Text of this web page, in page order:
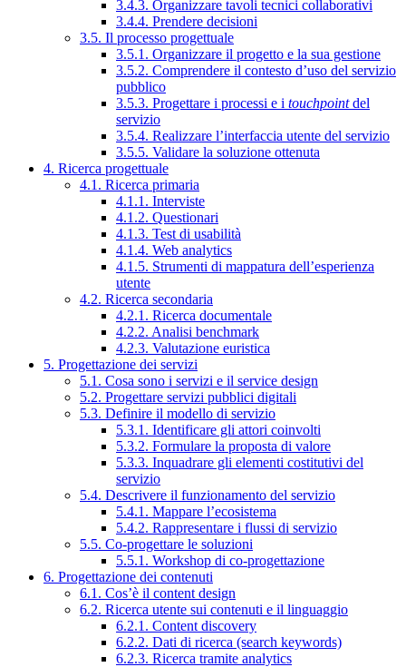
3.4.3. Organizzare tavoli tecnici collaborativi
3.4.4. Prendere decisioni
3.5. Il processo progettuale
3.5.1. Organizzare il progetto e la sua gestione
3.5.2. Comprendere il contesto d’uso del servizio
pubblico
3.5.3. Progettare i processi e i touchpointdel
servizio
3.5.4. Realizzare l’interfaccia utente del servizio
3.5.5. Validare la soluzione ottenuta
4. Ricerca progettuale
4.1. Ricerca primaria
4.1.1. Interviste
4.1.2. Questionari
4.1.3. Test di usabilità
4.1.4. Web analytics
4.1.5. Strumenti di mappatura dell’esperienza
utente
4.2. Ricerca secondaria
4.2.1. Ricerca documentale
4.2.2. Analisi benchmark
4.2.3. Valutazione euristica
5. Progettazione dei servizi
5.1. Cosa sono i servizi e il service design
5.2. Progettare servizi pubblici digitali
5.3. Definire il modello di servizio
5.3.1. Identificare gli attori coinvolti
5.3.2. Formulare la proposta di valore
5.3.3. Inquadrare gli elementi costitutivi del
servizio
5.4. Descrivere il funzionamento del servizio
5.4.1. Mappare l’ecosistema
5.4.2. Rappresentare i flussi di servizio
5.5. Co-progettare le soluzioni
5.5.1. Workshop di co-progettazione
6. Progettazione dei contenuti
6.1. Cos’è il content design
6.2. Ricerca utente sui contenuti e il linguaggio
6.2.1. Content discovery
6.2.2. Dati di ricerca (search keywords)
6.2.3. Ricerca tramite analytics